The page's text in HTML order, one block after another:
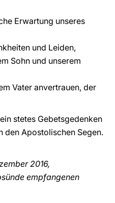
Erwartung unseres
und Leiden,
Sohn und unserem
Vater anvertrauen, der
stetes Gebetsgedenken
den Apostolischen Segen.
2016,
empfangenen